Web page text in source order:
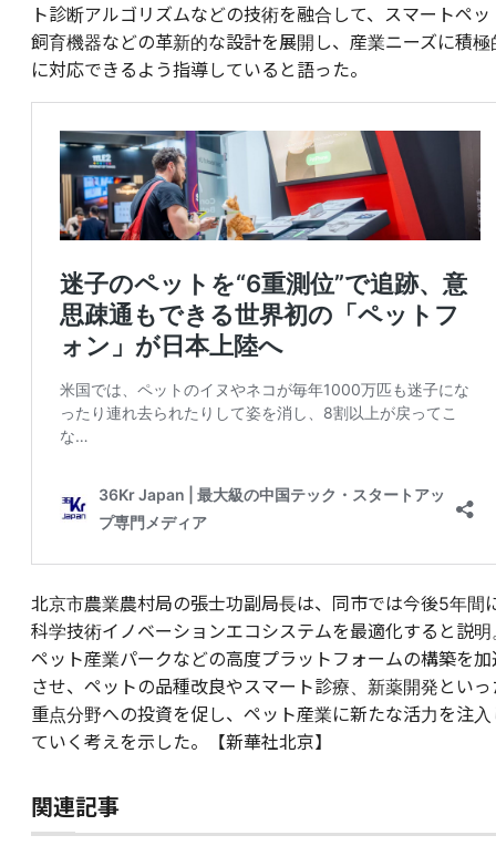
ト診断アルゴリズムなどの技術を融合して、スマートペッ
飼育機器などの革新的な設計を展開し、産業ニーズに積極
に対応できるよう指導していると語った。
北京市農業農村局の張士功副局長は、同市では今後5年間
科学技術イノベーションエコシステムを最適化すると説明
ペット産業パークなどの高度プラットフォームの構築を加
させ、ペットの品種改良やスマート診療、新薬開発といっ
重点分野への投資を促し、ペット産業に新たな活力を注入
ていく考えを示した。【新華社北京】
関連記事